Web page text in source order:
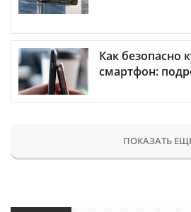
Как безопасно
смартфон:
ПОКАЗАТЬ